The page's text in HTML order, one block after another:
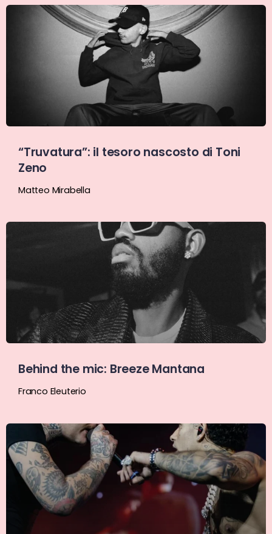
“Truvatura”: il tesoro nascosto di Toni
Zeno
Matteo Mirabella
Behind the mic: Breeze Mantana
Franco Eleuterio